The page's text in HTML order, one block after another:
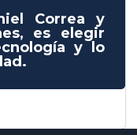
Correa y
es elegir
y lo